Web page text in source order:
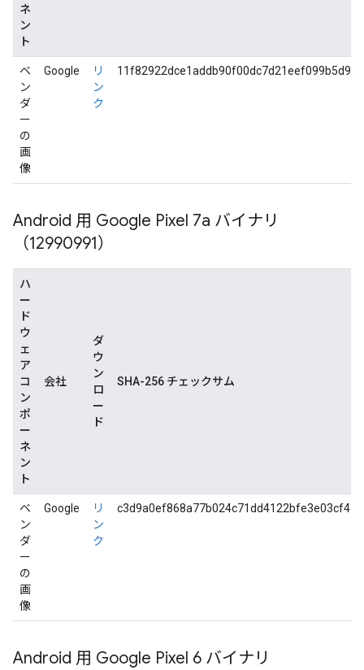
ネ
ン
ト
ベ
ン
ダ
ー
の
画
像
Google
リ
ン
ク
Android 用 Google Pixel 7a バイナリ
（12990991）
ハ
ー
ド
ウ
ェ
ア
コ
ン
ポ
ー
ネ
ン
ト
会社
ダ
ウ
ン
ロ
ー
ド
SHA-256 チェックサム
ベ
ン
ダ
ー
の
画
像
Google
リ
ン
ク
Android 用 Google Pixel 6 バイナリ